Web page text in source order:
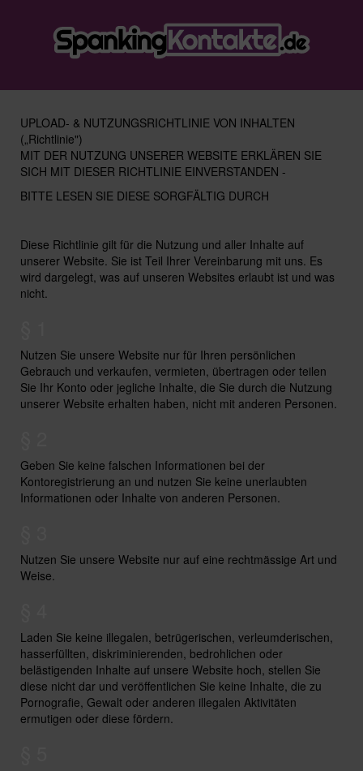
UPLOAD- & NUTZUNGSRICHTLINIE VON INHALTEN
(„Richtlinie")
MIT DER NUTZUNG UNSERER WEBSITE ERKLÄREN SIE
SICH MIT DIESER RICHTLINIE EINVERSTANDEN -
BITTE LESEN SIE DIESE SORGFÄLTIG DURCH
Diese Richtlinie gilt für die Nutzung und aller Inhalte auf
unserer Website. Sie ist Teil Ihrer Vereinbarung mit uns. Es
wird dargelegt, was auf unseren Websites erlaubt ist und was
nicht.
Nutzen Sie unsere Website nur für Ihren persönlichen
Gebrauch und verkaufen, vermieten, übertragen oder teilen
Sie Ihr Konto oder jegliche Inhalte, die Sie durch die Nutzung
unserer Website erhalten haben, nicht mit anderen Personen.
Geben Sie keine falschen Informationen bei der
Kontoregistrierung an und nutzen Sie keine unerlaubten
Informationen oder Inhalte von anderen Personen.
Nutzen Sie unsere Website nur auf eine rechtmässige Art und
Weise.
Laden Sie keine illegalen, betrügerischen, verleumderischen,
hasserfüllten, diskriminierenden, bedrohlichen oder
belästigenden Inhalte auf unsere Website hoch, stellen Sie
diese nicht dar und veröffentlichen Sie keine Inhalte, die zu
Pornografie, Gewalt oder anderen illegalen Aktivitäten
ermutigen oder diese fördern.